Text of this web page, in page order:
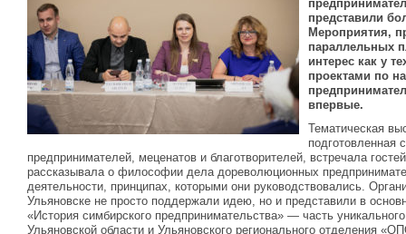
представили
Мероприятия,
параллельных
интерес как у
проектами по
впервые.
Тематическая
подготовленная
предпринимателей, меценатов и благотворителей, встречала
рассказывала о философии дела дореволюционных
деятельности, принципах, которыми они руководствовались.
Ульяновске не просто поддержали идею, но и представили в
«История симбирского предпринимательства» — часть
Ульяновской области и Ульяновского регионального отделения